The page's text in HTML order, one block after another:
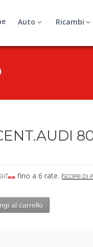
Auto Ricambi
fino a 6 rate. (SCOPRI DI
al carrello